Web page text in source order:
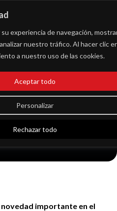
experiencia de navegación,
nuestro tráfico. Al hacer clic
a nuestro uso de las cookies.
Personalizar
Rechazar todo
Aceptar todo
de
para los
así
importante en el